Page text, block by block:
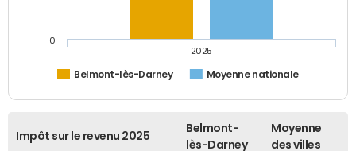
Belmont-lès-Darney Moyenne nationale
2025
0
Impôt sur le revenu 2025
Belmont-
lès-Darney
Moyenne
des villes